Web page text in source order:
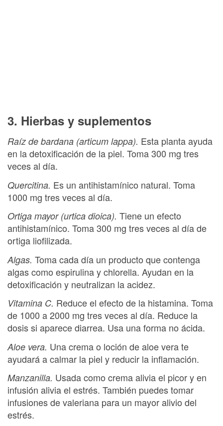
3. Hierbas y suplementos
Raíz de bardana (articum lappa). Esta planta ayuda
en la detoxificación de la piel. Toma 300 mg tres
veces al día.
Quercitina. Es un antihistamínico natural. Toma
1000 mg tres veces al día.
Ortiga mayor (urtica dioica). Tiene un efecto
antihistamínico. Toma 300 mg tres veces al día de
ortiga liofilizada.
Algas. Toma cada día un producto que contenga
algas como espirulina y chlorella. Ayudan en la
detoxificación y neutralizan la acidez.
Vitamina C. Reduce el efecto de la histamina. Toma
de 1000 a 2000 mg tres veces al día. Reduce la
dosis si aparece diarrea. Usa una forma no ácida.
Aloe vera. Una crema o loción de aloe vera te
ayudará a calmar la piel y reducir la inflamación.
Manzanilla. Usada como crema alivia el picor y en
infusión alivia el estrés. También puedes tomar
infusiones de valeriana para un mayor alivio del
estrés.